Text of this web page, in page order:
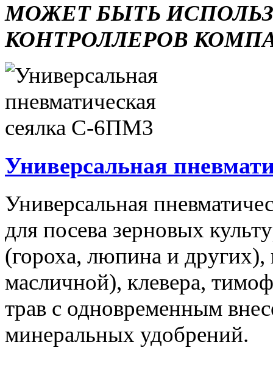
МОЖЕТ БЫТЬ
КОНТРОЛЛЕРОВ
Универсальная
Универсальная
для посева зерновых
(гороха, люпина и других),
масличной), клевера,
трав с одновременным
минеральных удобрений.